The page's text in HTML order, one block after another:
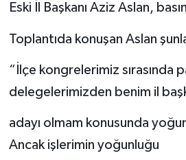
Eski İl Başkanı Aziz Aslan,
Toplantıda konuşan Aslan
“İlçe kongrelerimiz sırasında
delegelerimizden benim il
adayı olmam konusunda
Ancak işlerimin yoğunluğu